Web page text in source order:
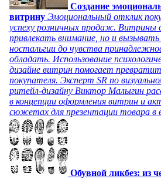
Создание
витрину Эмоциональный отклик
успеху розничных продаж. Витрины
привлекать внимание, но и
ностальгии до чувства
обладать. Использование
дизайне витрин помогает
покупателя. Эксперт SR по
ритейл-дизайну Виктор Малыгин
в концепции оформления витрин и
сюжетах для презентации товара в
Обувной ликбез: из